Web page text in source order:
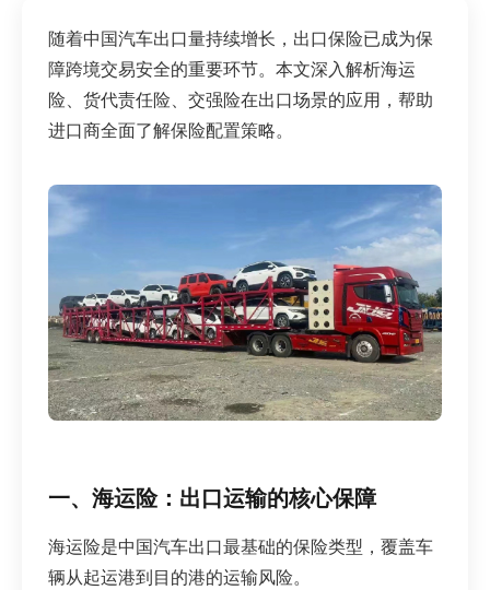
随着中国汽车出口量持续增长，出口保险已成为保
障跨境交易安全的重要环节。本文深入解析海运
险、货代责任险、交强险在出口场景的应用，帮助
进口商全面了解保险配置策略。
一、海运险：出口运输的核心保障
海运险是中国汽车出口最基础的保险类型，覆盖车
辆从起运港到目的港的运输风险。